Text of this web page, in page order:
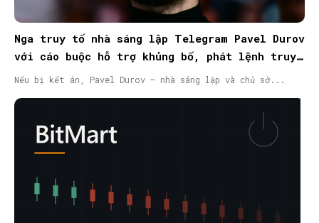
Nga truy tố nhà sáng lập Telegram Pavel Durov
với cáo buộc hỗ trợ khủng bố, phát lệnh truy
nã quốc tế
Nếu bị kết án, Pavel Durov – nhà sáng lập và chủ sở...